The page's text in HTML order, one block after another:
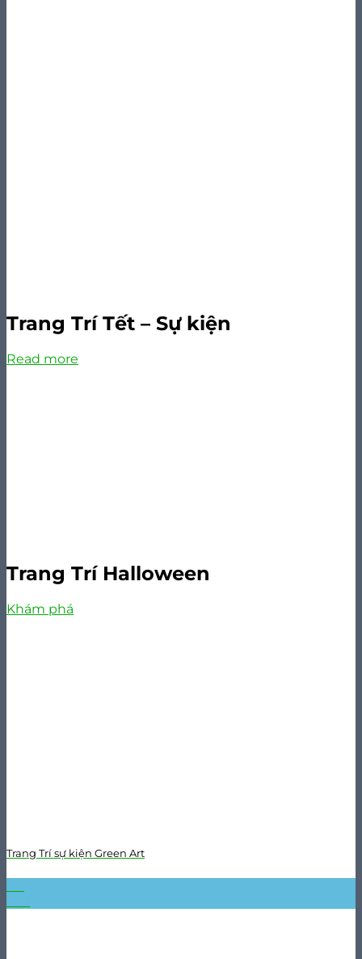
Trang Trí Tết – Sự kiện
Read more
Trang Trí Halloween
Khám phá
Trang Trí sự kiện Green Art